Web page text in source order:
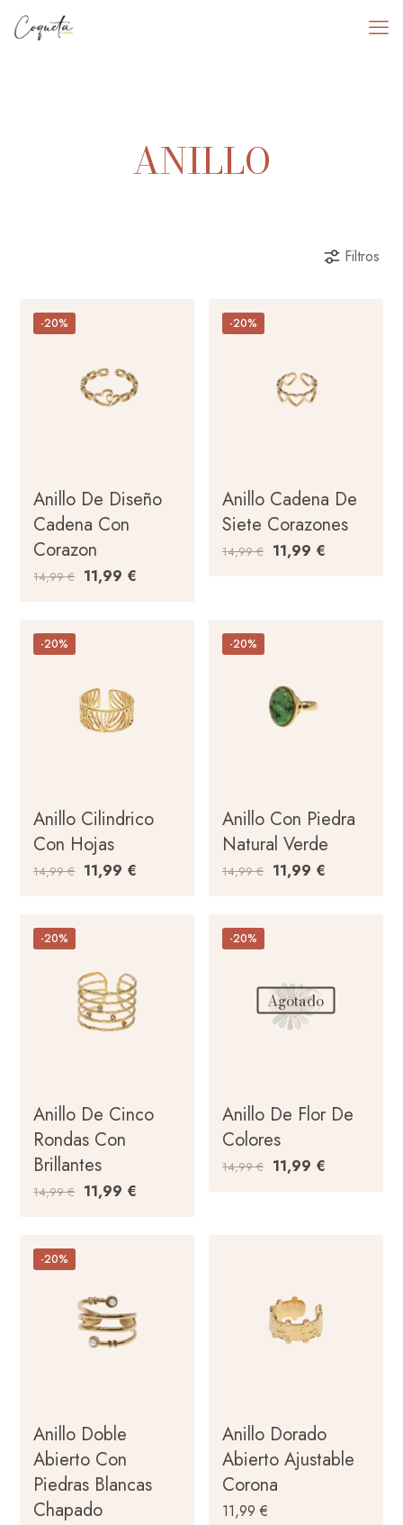
ANILLO
Filtros
-20%
Anillo De Diseño
Cadena Con
Corazon
14,99€ 11,99 €
-20%
Anillo Cadena De
Siete Corazones
14,99€ 11,99 €
-20%
Anillo Cilindrico
Con Hojas
14,99€ 11,99 €
-20%
Anillo Con Piedra
Natural Verde
14,99€ 11,99 €
-20%
Anillo De Cinco
Rondas Con
Brillantes
14,99€ 11,99 €
-20%
Agotado
Anillo De Flor De
Colores
14,99€ 11,99 €
-20%
Anillo Doble
Abierto Con
Piedras Blancas
Chapado
Anillo Dorado
Abierto Ajustable
Corona
11,99€